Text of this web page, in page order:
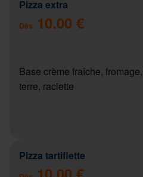
Pizza extra
Dès 10.00 €
Base crème fraîche,
terre, raclette
Pizza tartiflette